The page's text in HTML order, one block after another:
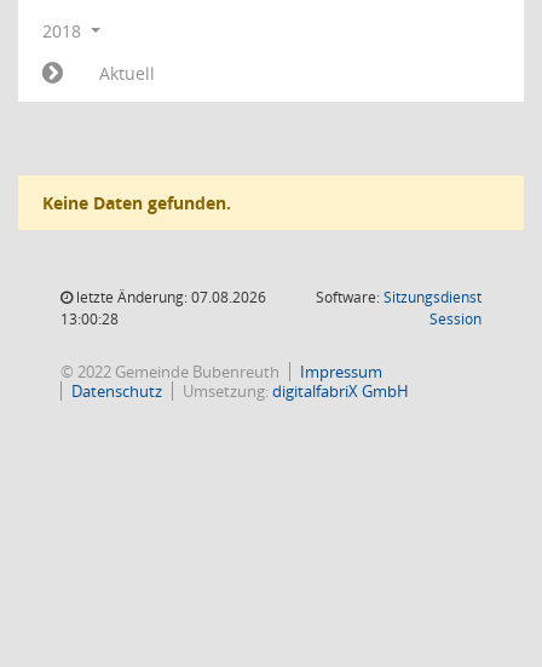
2018
Aktuell
Keine Daten gefunden.
letzte Änderung: 07.08.2026
13:00:28
Software:Sitzungsdienst
Session(Wird in
© 2022 Gemeinde Bubenreuth
Impressum
Datenschutz
Umsetzung:digitalfabriX GmbH